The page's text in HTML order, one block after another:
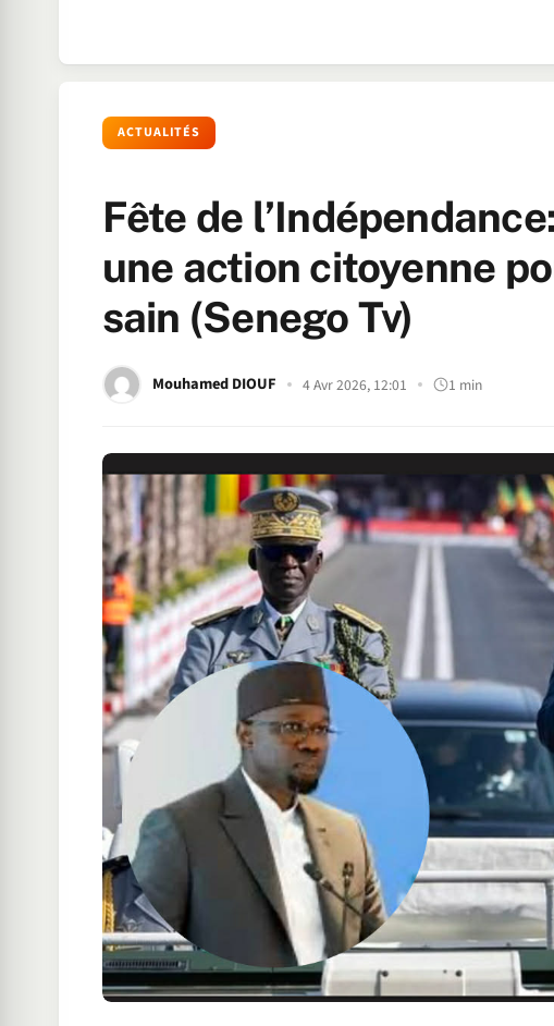
ACTUALITÉS
Fête de
une action citoyenne
sain (Senego Tv)
Mouhamed DIOUF 4 Avr 2026, 12:01 1 min